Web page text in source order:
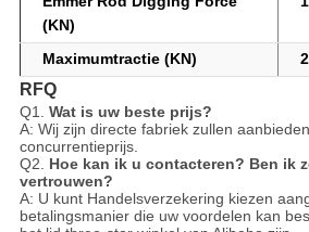
(KN)
Maximumtractie (KN)
RFQ
Q1. Wat is uw beste prijs?
A: Wij zijn directe fabriek zullen
concurrentieprijs.
Q2. Hoe kan ik u contacteren? Ben ik
vertrouwen?
A: U kunt Handelsverzekering kiezen
betalingsmanier die uw voordelen kan